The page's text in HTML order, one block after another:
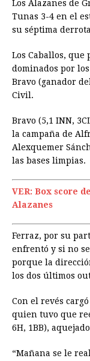
Los Alazanes de
Tunas 3-4 en el
su séptima
Los Caballos,
dominados por
Bravo (ganador
Civil.
Bravo (5,1 INN,
la campaña de
Alexquemer
las bases limpias.
VER: Box score
Alazanes
Ferraz, por su
enfrentó y si no
porque la
los dos últimos
Con el revés
quien tuvo que
6H, 1BB),
“Mañana se le